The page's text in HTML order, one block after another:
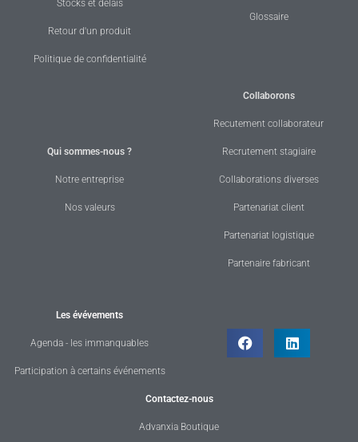
Stocks et délais
Retour d'un produit
Politique de confidentialité
Glossaire
Qui sommes-nous ?
Notre entreprise
Nos valeurs
Collaborons
Recutement collaborateur
Recrutement stagiaire
Collaborations diverses
Partenariat client
Partenariat logistique
Partenaire fabricant
Les évévements
Agenda - les immanquables
Participation à certains événements
Contactez-nous
Advanxia Boutique